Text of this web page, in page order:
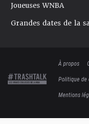
Joueuses WNBA
Grandes dates de la
À propos
Politique
Mentions